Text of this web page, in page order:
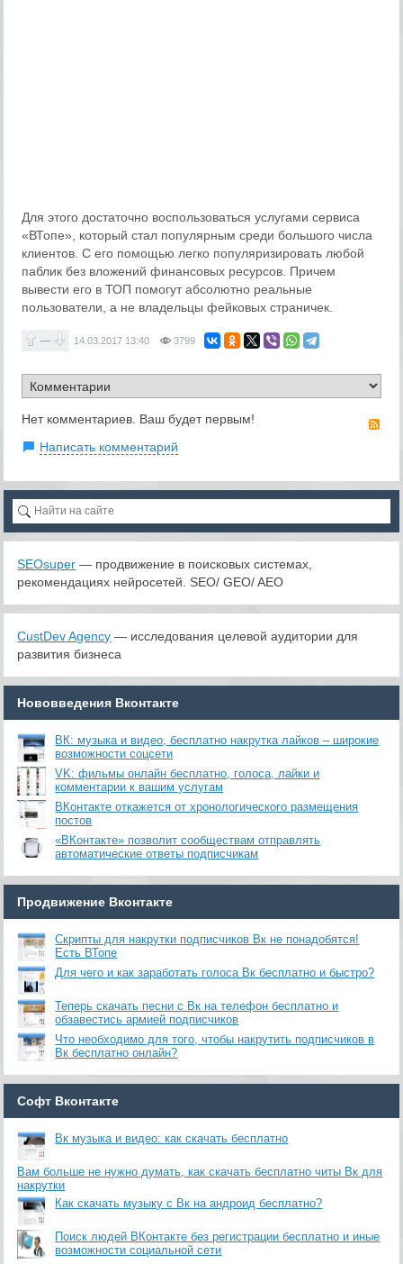
Для этого достаточно воспользоваться услугами сервиса
«ВТопе», который стал популярным среди большого числа
клиентов. С его помощью легко популяризировать любой
паблик без вложений финансовых ресурсов. Причем
вывести его в ТОП помогут абсолютно реальные
пользователи, а не владельцы фейковых страничек.
— 14.03.2017 13:40 3799
Нет комментариев. Ваш будет первым!
Написать комментарий
SEOsuper — продвижение в поисковых системах,
рекомендациях нейросетей. SEO/ GEO/ AEO
CustDev Agency — исследования целевой аудитории для
развития бизнеса
Нововведения Вконтакте
ВК: музыка и видео, бесплатно накрутка лайков – широкие
возможности соцсети
VK: фильмы онлайн бесплатно, голоса, лайки и
комментарии к вашим услугам
ВКонтакте откажется от хронологического размещения
постов
«ВКонтакте» позволит сообществам отправлять
автоматические ответы подписчикам
Продвижение Вконтакте
Скрипты для накрутки подписчиков Вк не понадобятся!
Есть ВТопе
Для чего и как заработать голоса Вк бесплатно и быстро?
Теперь скачать песни с Вк на телефон бесплатно и
обзавестись армией подписчиков
Что необходимо для того, чтобы накрутить подписчиков в
Вк бесплатно онлайн?
Софт Вконтакте
Вк музыка и видео: как скачать бесплатно
Вам больше не нужно думать, как скачать бесплатно читы Вк для
накрутки
Как скачать музыку с Вк на андроид бесплатно?
Поиск людей ВКонтакте без регистрации бесплатно и иные
возможности социальной сети